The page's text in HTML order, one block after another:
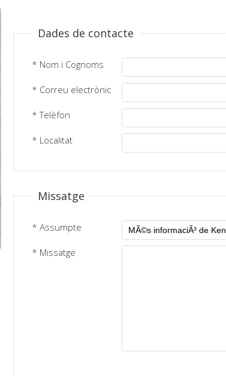
Dades de contacte
* Nom i Cognoms
* Correu electrònic
* Telèfon
* Localitat
Missatge
* Assumpte
* Missatge